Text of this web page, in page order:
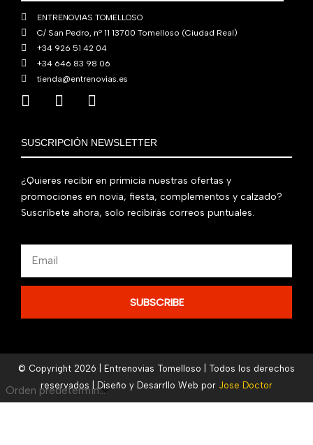
ENTRENOVIAS TOMELLOSO
C/ San Pedro, nº 11 13700 Tomelloso (Ciudad Real)
+34 926 51 42 04
+34 646 83 98 06
tienda@entrenovias.es
SUSCRIPCIÓN NEWSLETTER
¿Quieres recibir en primicia nuestras ofertas y
promociones en novia, fiesta, complementos y calzado?
Suscríbete ahora, solo recibirás correos puntuales.
SUBSCRIBE
© Copyright 2026 | Entrenovias Tomelloso | Todos los derechos
reservados | Diseño y Desarrllo Web por Jose Doctor